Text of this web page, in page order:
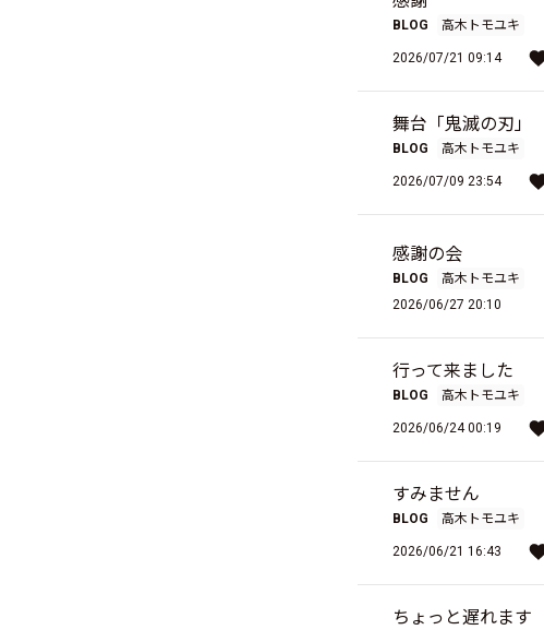
BLOG 高木トモユキ
2026/07/21 09:14
舞台「鬼滅の刃」
BLOG 高木トモユキ
2026/07/09 23:54
感謝の会
BLOG
高木トモユキ
2026/06/27 20:10
行って来ました
BLOG 高木トモユキ
2026/06/24 00:19
すみません
BLOG 高木トモユキ
2026/06/21 16:43
ちょっと遅れます